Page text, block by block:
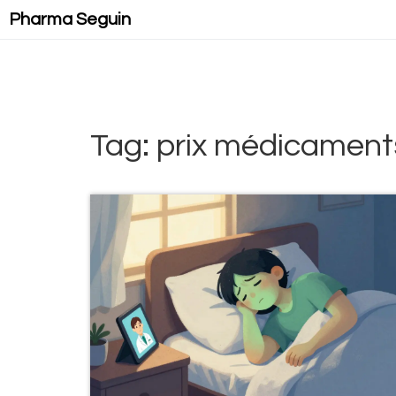
Pharma Seguin
Tag: prix